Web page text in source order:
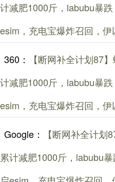
计减肥1000斤，labubu暴
esim，充电宝爆炸召回，
360：
【断网补全计划87
计减肥1000斤，labubu暴
esim，充电宝爆炸召回，
Google：
【断网补全计划
累计减肥1000斤，labubu